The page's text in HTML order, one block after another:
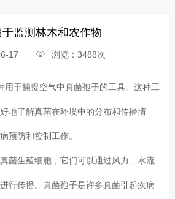
监测林木和农作物
06-17 浏览：3488次
用于捕捉空气中真菌孢子的工具。这种工
地了解真菌在环境中的分布和传播情
预防和控制工作。
菌生殖细胞，它们可以通过风力、水流
行传播。真菌孢子是许多真菌引起疾病